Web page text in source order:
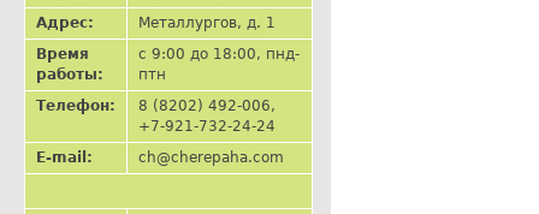
Адрес:
Металлургов, д. 1
Время
работы:
с 9:00 до 18:00, пнд-
птн
Телефон:
8 (8202) 492-006,
+7-921-732-24-24
E-mail:
ch@cherepaha.com